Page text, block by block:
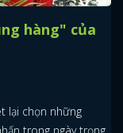
hàng" của
lại chọn những
trong ngày trọng